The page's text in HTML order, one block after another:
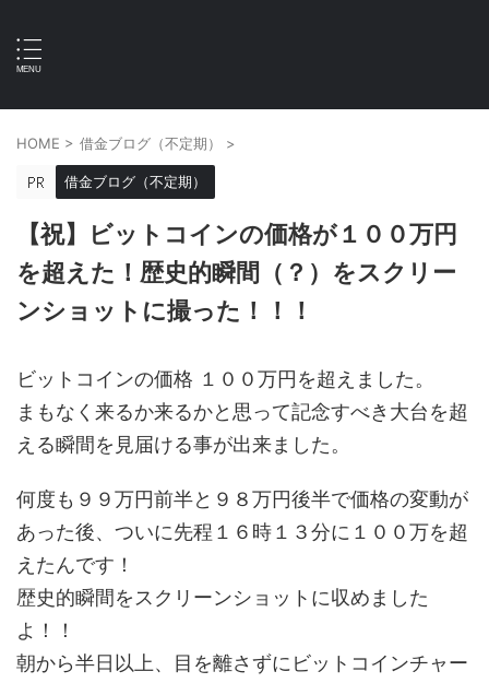
HOME > 借金ブログ（不定期） >
借金ブログ（不定期）
【祝】ビットコインの価格が１００万円
を超えた！歴史的瞬間（？）をスクリー
ンショットに撮った！！！
ビットコインの価格 １００万円を超えました。
まもなく来るか来るかと思って記念すべき大台を超
える瞬間を見届ける事が出来ました。
何度も９９万円前半と９８万円後半で価格の変動が
あった後、ついに先程１６時１３分に１００万を超
えたんです！
歴史的瞬間をスクリーンショットに収めました
よ！！
朝から半日以上、目を離さずにビットコインチャー